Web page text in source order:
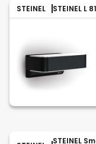
STEINEL STEINEL L
STEINEL